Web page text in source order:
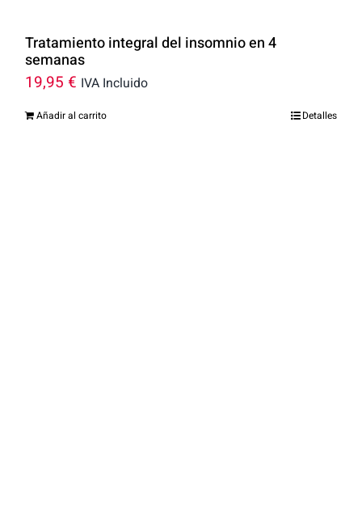
Tratamiento integral del insomnio en 4
semanas
19,95 € IVA Incluido
Añadir al carrito Detalles